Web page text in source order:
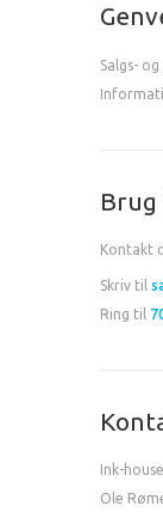
Salgs-
Kontakt
Skriv til
Ring til
Ink-
Ole